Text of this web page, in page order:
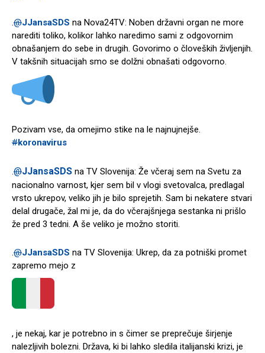
@JJansaSDS na Nova24TV: Noben državni organ ne more
narediti toliko, kolikor lahko naredimo sami z odgovornim
obnašanjem do sebe in drugih. Govorimo o človeških življenjih.
V takšnih situacijah smo se dolžni obnašati odgovorno.
Pozivam vse, da omejimo stike na le najnujnejše.
#koronavirus
@JJansaSDS na TV Slovenija: Že včeraj sem na Svetu za
nacionalno varnost, kjer sem bil v vlogi svetovalca, predlagal
vrsto ukrepov, veliko jih je bilo sprejetih. Sam bi nekatere stvari
delal drugače, žal mi je, da do včerajšnjega sestanka ni prišlo
že pred 3 tedni. A še veliko je možno storiti.
@JJansaSDS na TV Slovenija: Ukrep, da za potniški promet
zapremo mejo z
, je nekaj, kar je potrebno in s čimer se preprečuje širjenje
nalezljivih bolezni. Država, ki bi lahko sledila italijanski krizi, je